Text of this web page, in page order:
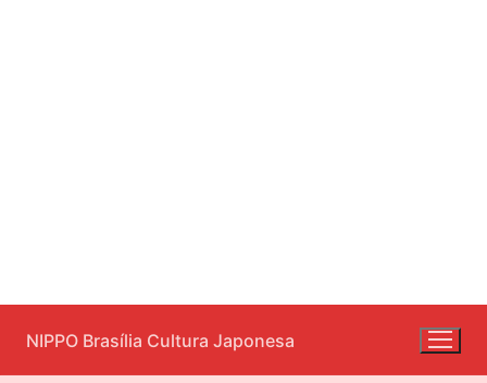
para
o
NIPPO Brasília Cultura Japonesa